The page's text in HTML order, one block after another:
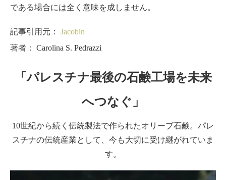
である場合には全く意味を成しません。
記事引用元： Jacobin
著者： Carolina S. Pedrazzi
「パレスチナ最後の石鹸工場を未来
へつなぐ」
10世紀から続く伝統製法で作られたオリーブ石鹸。パレ
スチナの伝統産業として、今も大切に受け継がれていま
す。